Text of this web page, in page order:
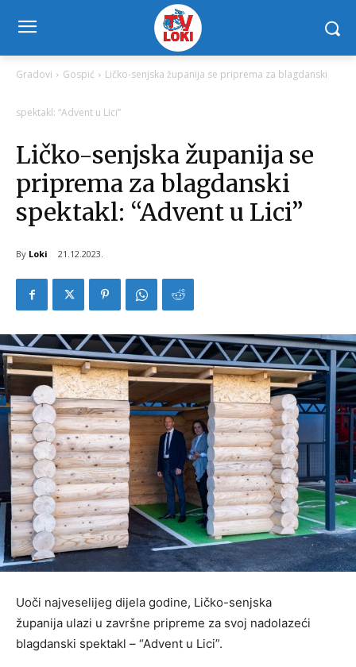
Gradovi Gospić Ličko-senjska županija se priprema za blagdanski
spektakl: “Advent u Lici”
Ličko-senjska županija se
priprema za blagdanski
spektakl: “Advent u Lici”
By Loki 21.12.2023.
Uoči najveselijeg dijela godine, Ličko-senjska
županija ulazi u završne pripreme za svoj nadolazeći
blagdanski spektakl – “Advent u Lici”.